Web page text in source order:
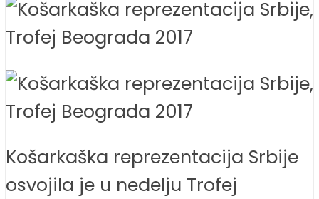
Košarkaška reprezentacija Srbije
osvojila je u nedelju Trofej